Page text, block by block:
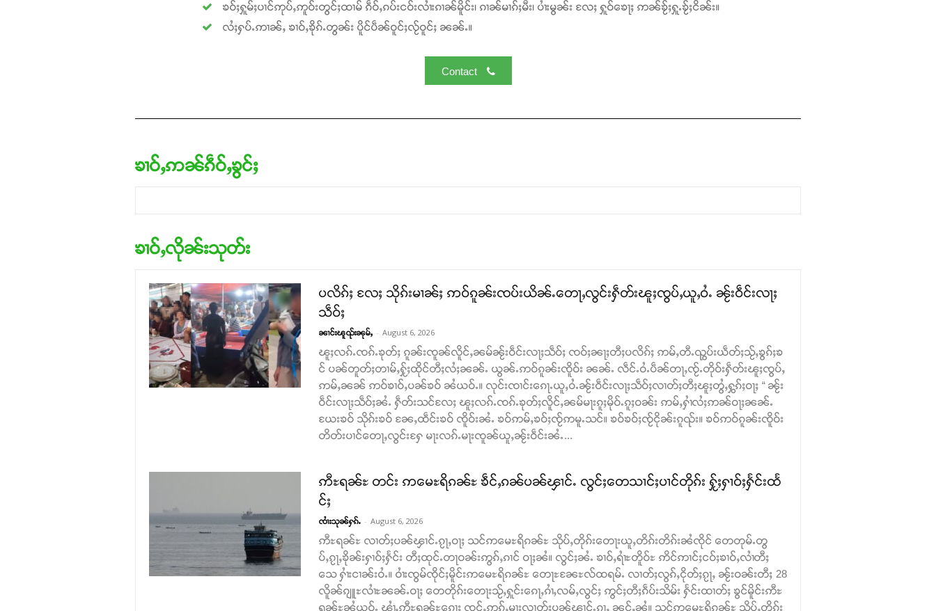
ၶဝ်ႈႁူမ်ႈပၢင်ဢုပ်ႇဢူဝ်းတွင်ႈထၢမ် ၵဵဝ်ႇၵပ်းငဝ်းလၢႆးၵၢၼ်မိူင်း၊ ၵၢၼ်မၢၵ်ႈမီး၊ ပၢႆးမွၼ်း လႄႈ ႁူဝ်ၶေႃႈ ဢၼ်ၶႂ်ႈႁူႉၶႂ်ႈငိၼ်း။
လႆႈႁပ်ႉဢၢၼ်ႇ ၶၢဝ်ႇၶိုၵ်ႉတွၼ်း ပိူင်ပဵၼ်ဝူင်ႈလႂ်ဝူင်ႈ ၼၼ်ႉ။
Contact
ၶၢဝ်ႇဢၼ်ၵဵဝ်ႇၶွင်ႈ
ၶၢဝ်ႇလိုၼ်းသုတ်း
ပလိၵ်ႈ လႄႈ သိုၵ်းမၢၼ်ႈ ဢဝ်ၵူၼ်းၸပ်းယိၼ်ႉတေႃႇလွင်းႁဵတ်းၽူႈၸွပ်ႇယူႇဝႆႉ ၼႂ်းဝဵင်းလႃႈ
သဵဝ်ႈ
ၼၢင်းၽူၺ်းၼုမ်ႇ - August 6, 2026
ၽူႈလၵ်ႉၸၵ်ႉၶုတ်ႈ ၵူၼ်းၸူၼ်လိူင်ႇၼမ်ၼႂ်းဝဵင်းလႃႈသဵဝ်ႈ ၸဝ်ႈၼႃႈတီႈပလိၵ်ႈ ဢမ်ႇတီႉၺွပ်းယဵတ်ႈသႂ်ႇၶွၵ်ႈၶ
င် ပၼ်တူတ်ႈတၢမ်ႇႁႂ်ႈထိုင်တီႈလႆႈၼၼ်ႉ ယွၼ်ႉဢဝ်ၵူၼ်းၸိူဝ်း ၼၼ်ႉ လဵင်ႉဝႆႉပဵၼ်တႃႇၸႂ်ႉတိုဝ်းႁဵတ်းၽူႈၸွပ်ႇ
ဢမ်ႇၼၼ် ဢဝ်ၶၢဝ်ႇပၼ်ၶဝ် ၼႆယဝ်ႉ။ လုင်းၸၢင်းၵေႃႉယူႇဝႆႉၼႂ်းဝဵင်းလႃႈသဵဝ်ႈလၢတ်ႈတီႈၽူႈတွႆႇႁွၵ်ႈဝႃႈ “ ၼႂ်း
ဝဵင်းလႃႈသဵဝ်ႈၼႆႉ ႁဵတ်းသင်လႄႈ ၽူႈလၵ်ႉၸၵ်ႉၶုတ်ႈလိူင်ႇၼမ်မႃးၵူႈမိုဝ်ႉၵူႈဝၼ်း ဢမ်ႇႁၢႆလႆႈဢၼ်ဝႃႈၼၼ်ႉ
ယႄးၶဝ် သိုၵ်းၶဝ် ၼႄႇထဵင်းၶဝ် ၸိူဝ်းၼႆႉ ၶဝ်ဢမ်ႇၶဝ်ႈၸႂ်ဢမူႉသင်။ ၶဝ်ၶဝ်ႈၸႂ်ငိုၼ်းၵူၺ်း။ ၶဝ်ဢဝ်ၵူၼ်းၸိူဝ်း
တိတ်းပၢင်တေႃႇလွင်းႁႄ မႃးလၵ်ႉမႃးၸူၼ်ယူႇၼႂ်းဝဵင်းၼႆႉ...
ဢီႊရၼ်ႊ တင်း ဢမေႊရိၵၼ်ႊ ၶဵင်ႇၵၼ်ပၼ်ၾၢင်ႉ လွင်ႈတေသၢင်ႈပၢင်တိုၵ်း ႁႂ်ႈႁၢဝ်ႈႁႅင်းထႅ
င်ႈ
ၸၢႆးသုၼ်ႁၵ်ႉ - August 6, 2026
ဢီႊရၼ်ႊ လၢတ်ႈပၼ်ၾၢင်ႉၵႂႃႇဝႃႈ သင်ဢမေႊရိၵၼ်ႊ သိုပ်ႇတိုၵ်းတေႃးယူႇတိၵ်းတိၵ်းၼႆၸိုင် တေတုမ်ႉတွ
ပ်ႇၵႂႃႇၶိုၼ်းႁၢဝ်ႈႁႅင်း တီႈထုင်ႉတႃဝၼ်းဢွၵ်ႇၵၢင် ဝႃႈၼႆ။ လွင်ႈၼႆႉ ၶၢဝ်ႇရၢႆႊတိူဝ်ႊ ဢိင်ဢၢင်ႈငဝ်ႈၶၢဝ်ႇလၢႆတီႈ
သေ ႁၢႆးငၢၼ်းဝႆႉ။ ဝၢႆးၸွမ်ၸိုင်ႈမိူင်းဢမေႊရိၵၼ်ႊ တေႃႊၼႄႊလ်ထရမ်ႉ လၢတ်ႈလွၵ်ႇငိုတ်ႈၵႂႃႇ ၼႂ်းဝၼ်းတီႈ 28
လိူၼ်ၵျူႊလၢႆႊၼၼ်ႉဝႃႈ တေတိုၵ်းတေႃးသႂ်ႇႁူင်းၵေႃႇၵၢႆႇလမ်ႇလွင်ႈ ဢွင်ႈတီႈၵဵပ်းသိမ်း ႁႅင်းထၢတ်ႈ ၶွင်မိူင်းဢီႊ
ရၼ်ႊၼႆယဝ်ႉ ၾၢႆႇဢီႊရၼ်ႊၵေႃႈ ၸင်ႇဢွၵ်ႇမႃးလၢတ်ႈပၼ်ၾၢင်ႉၵႂႃႇ ၼင်ႇၼႆ။ သင်ဢမေႊရိၵၼ်ႊ သိုပ်ႇတိုၵ်း